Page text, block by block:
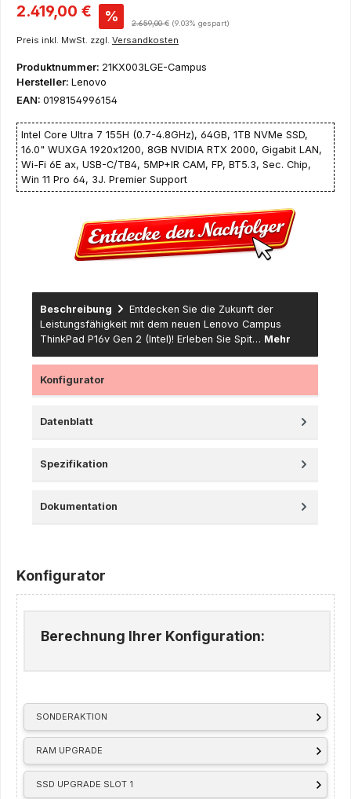
Verkaufspreis:
2.419,00 € % Regulärer Preis:
2.659,00 € (9.03% gespart)
Preis inkl. MwSt. zzgl. Versandkosten
Produktnummer: 21KX003LGE-Campus
Hersteller: Lenovo
EAN: 0198154996154
Intel Core Ultra 7 155H (0.7-4.8GHz), 64GB, 1TB NVMe SSD,
16.0" WUXGA 1920x1200, 8GB NVIDIA RTX 2000, Gigabit LAN,
Wi-Fi 6E ax, USB-C/TB4, 5MP+IR CAM, FP, BT5.3, Sec. Chip,
Win 11 Pro 64, 3J. Premier Support
Beschreibung
Entdecken Sie die Zukunft der
Leistungsfähigkeit mit dem neuen Lenovo Campus
ThinkPad P16v Gen 2 (Intel)! Erleben Sie Spit… Mehr
Konfigurator
Datenblatt
Spezifikation
Dokumentation
Konfigurator
SONDERAKTION
RAM UPGRADE
SSD UPGRADE SLOT 1
Berechnung Ihrer Konfiguration: